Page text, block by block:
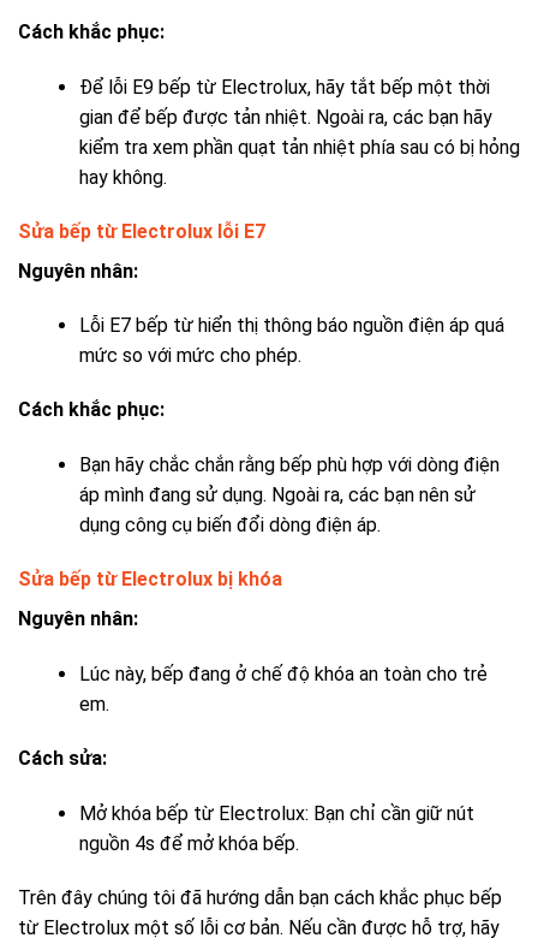
Cách khắc phục:
Để lỗi E9 bếp từ Electrolux, hãy tắt bếp một thời
gian để bếp được tản nhiệt. Ngoài ra, các bạn hãy
kiểm tra xem phần quạt tản nhiệt phía sau có bị hỏng
hay không.
Sửa bếp từ Electrolux lỗi E7
Nguyên nhân:
Lỗi E7 bếp từ hiển thị thông báo nguồn điện áp quá
mức so với mức cho phép.
Cách khắc phục:
Bạn hãy chắc chắn rằng bếp phù hợp với dòng điện
áp mình đang sử dụng. Ngoài ra, các bạn nên sử
dụng công cụ biến đổi dòng điện áp.
Sửa bếp từ Electrolux bị khóa
Nguyên nhân:
Lúc này, bếp đang ở chế độ khóa an toàn cho trẻ
em.
Cách sửa:
Mở khóa bếp từ Electrolux: Bạn chỉ cần giữ nút
nguồn 4s để mở khóa bếp.
Trên đây chúng tôi đã hướng dẫn bạn cách khắc phục bếp
từ Electrolux một số lỗi cơ bản. Nếu cần được hỗ trợ, hãy